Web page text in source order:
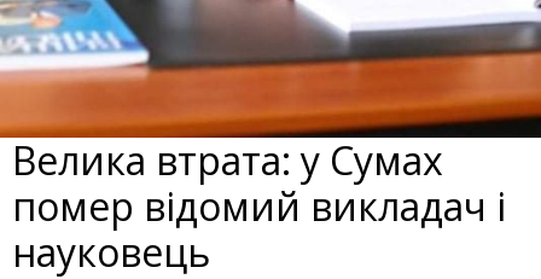
Велика втрата: у Сумах
помер відомий викладач і
науковець